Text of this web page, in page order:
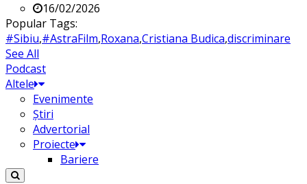
16/02/2026
Popular Tags:
#Sibiu,#AstraFilm,Roxana,Cristiana Budica,discriminare
See All
Podcast
Altele
Evenimente
Știri
Advertorial
Proiecte
Bariere